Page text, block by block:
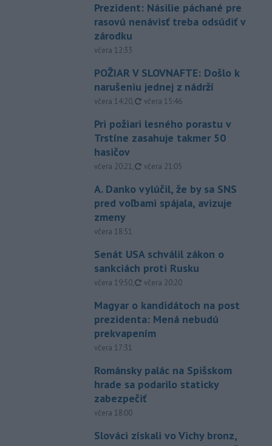
Prezident: Násilie páchané pre
rasovú nenávisť treba odsúdiť v
zárodku
včera 12:33
POŽIAR V SLOVNAFTE: Došlo k
narušeniu jednej z nádrží
včera 14:20, aktualizované
včera 15:46
Pri požiari lesného porastu v
Trstíne zasahuje takmer 50
hasičov
včera 20:21, aktualizované
včera 21:05
A. Danko vylúčil, že by sa SNS
pred voľbami spájala, avizuje
zmeny
včera 18:51
Senát USA schválil zákon o
sankciách proti Rusku
včera 19:50, aktualizované
včera 20:20
Magyar o kandidátoch na post
prezidenta: Mená nebudú
prekvapením
včera 17:31
Románsky palác na Spišskom
hrade sa podarilo staticky
zabezpečiť
včera 18:00
Slováci získali vo Vichy bronz,